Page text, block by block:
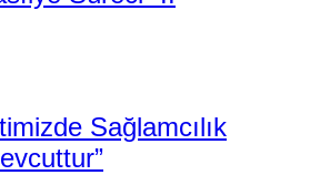
Sağlamcılık